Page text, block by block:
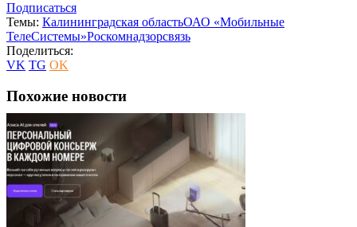
Подписаться
Темы: Калининградская областьОАО «Мобильные
ТелеСистемы»Роскомнадзорсвязь
Поделиться:
VK TG OK
Похожие новости